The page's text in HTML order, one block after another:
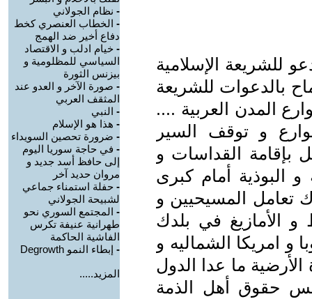
للشريعة الإسلامية
بالدعوات للشريعة
المدن العربية ....
و توقف السير
بإقامة القداسات و
و البوذية أمام كبرى
تعامل المسيحيين و
و الأمازيغ في بلدك
و امريكا الشماليه و
الأرضية ما عدا الدول
حقوق أهل الذمة
- نظام الجولاني
- الخطاب العنصري كخط
دفاع أخير ضد الهمج
- خيام ادلب و الاقتصاد
السياسي للمظلومية و
بيزنس الثورة
- صورة الآخر و العدو عند
المثقف العربي
- النبي
- هذا هو الإسلام
- ضرورة تحصين السويداء
- في حاجة سوريا اليوم
إلى حافظ أسد جديد و
مروان حديد آخر
- حفلة استمناء جماعي
لشبيحة الجولاني
- المجتمع السوري نحو
طهرانية عنيفة تكرس
الفاشية الحاكمة
- إبطاء النمو Degrowth
المزيد.....